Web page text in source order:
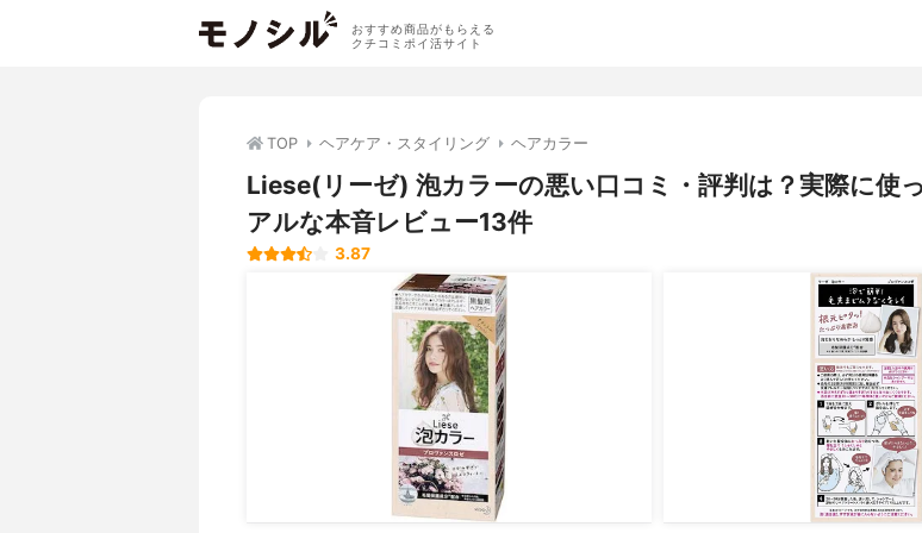
おすすめ商品がもらえる
クチコミポイ活サイト
TOP ヘアケア・スタイリング ヘアカラー
Liese(リーゼ) 泡カラーの悪い口コミ・評判は？実際に使
アルな本音レビュー13件
3.87